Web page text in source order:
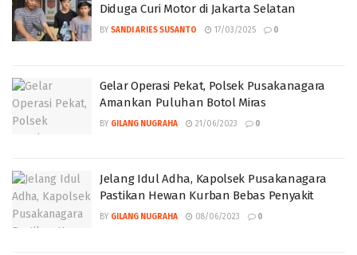
Diduga Curi Motor di Jakarta Selatan
BY SANDI ARIES SUSANTO 17/03/2025 0
Gelar Operasi Pekat, Polsek Pusakanagara
Amankan Puluhan Botol Miras
BY GILANG NUGRAHA 21/06/2023 0
Jelang Idul Adha, Kapolsek Pusakanagara
Pastikan Hewan Kurban Bebas Penyakit
BY GILANG NUGRAHA 08/06/2023 0